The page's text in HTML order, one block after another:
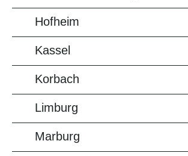
Hofheim
Kassel
Korbach
Limburg
Marburg